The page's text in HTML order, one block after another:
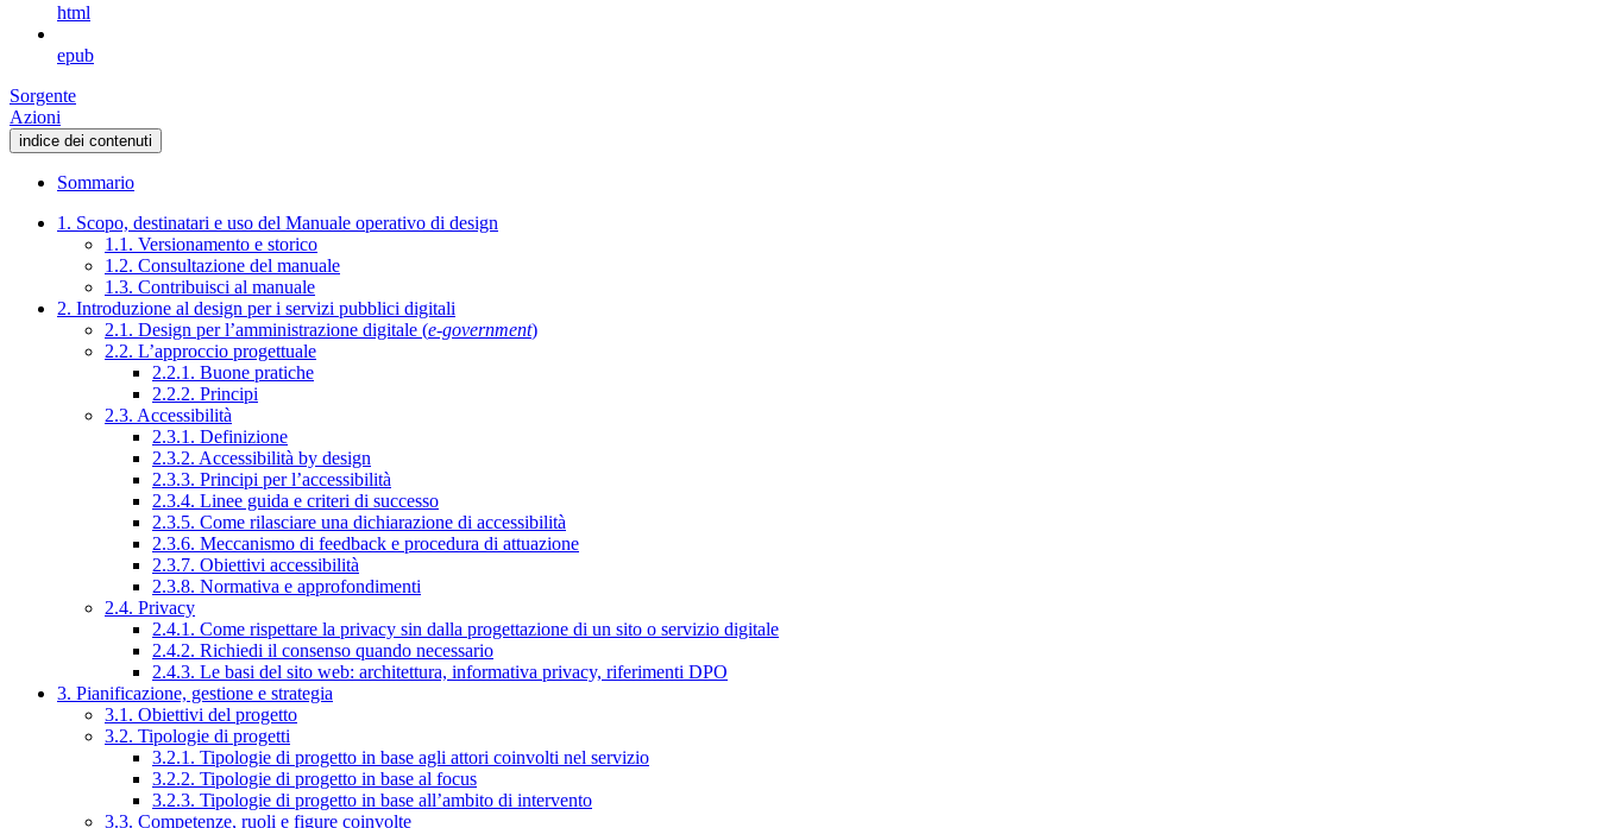
html
epub
Sorgente
Azioni
indice dei contenuti
Sommario
1. Scopo, destinatari e uso del Manuale operativo di design
1.1. Versionamento e storico
1.2. Consultazione del manuale
1.3. Contribuisci al manuale
2. Introduzione al design per i servizi pubblici digitali
2.1. Design per l’amministrazione digitale (e-government)
2.2. L’approccio progettuale
2.2.1. Buone pratiche
2.2.2. Principi
2.3. Accessibilità
2.3.1. Definizione
2.3.2. Accessibilità by design
2.3.3. Principi per l’accessibilità
2.3.4. Linee guida e criteri di successo
2.3.5. Come rilasciare una dichiarazione di accessibilità
2.3.6. Meccanismo di feedback e procedura di attuazione
2.3.7. Obiettivi accessibilità
2.3.8. Normativa e approfondimenti
2.4. Privacy
2.4.1. Come rispettare la privacy sin dalla progettazione di un sito o servizio digitale
2.4.2. Richiedi il consenso quando necessario
2.4.3. Le basi del sito web: architettura, informativa privacy, riferimenti DPO
3. Pianificazione, gestione e strategia
3.1. Obiettivi del progetto
3.2. Tipologie di progetti
3.2.1. Tipologie di progetto in base agli attori coinvolti nel servizio
3.2.2. Tipologie di progetto in base al focus
3.2.3. Tipologie di progetto in base all’ambito di intervento
3.3. Competenze, ruoli e figure coinvolte